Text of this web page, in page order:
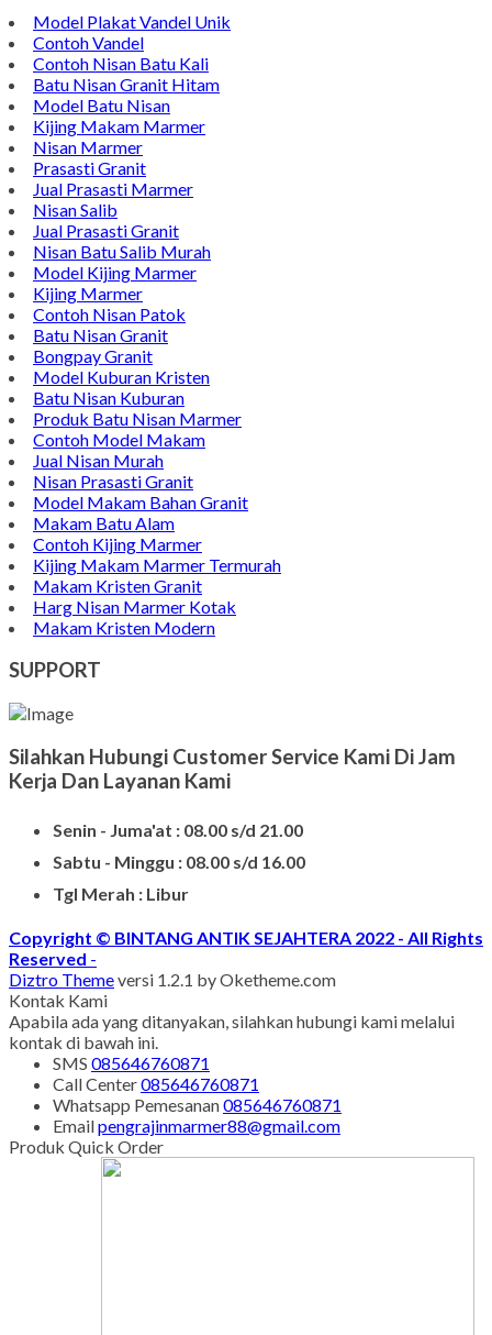
Whatsapp : 0856-4676-0871
Model Plakat Vandel Unik
Contoh Vandel
Contoh Nisan Batu Kali
Batu Nisan Granit Hitam
Model Batu Nisan
Kijing Makam Marmer
Nisan Marmer
Prasasti Granit
Jual Prasasti Marmer
Nisan Salib
Jual Prasasti Granit
Nisan Batu Salib Murah
Model Kijing Marmer
Kijing Marmer
Contoh Nisan Patok
Batu Nisan Granit
Bongpay Granit
Model Kuburan Kristen
Batu Nisan Kuburan
Produk Batu Nisan Marmer
Contoh Model Makam
Jual Nisan Murah
Nisan Prasasti Granit
Model Makam Bahan Granit
Makam Batu Alam
Contoh Kijing Marmer
Kijing Makam Marmer Termurah
Makam Kristen Granit
Harg Nisan Marmer Kotak
Makam Kristen Modern
SUPPORT
Silahkan Hubungi Customer Service Kami Di Jam
Senin - Juma'at : 08.00 s/d 21.00
Sabtu - Minggu : 08.00 s/d 16.00
Tgl Merah : Libur
Copyright © BINTANG ANTIK SEJAHTERA 2022 - All Rights
Reserved-
Diztro Theme
versi 1.2.1 by Oketheme.com
Kontak Kami
Apabila ada yang ditanyakan, silahkan hubungi kami melalui
kontak di bawah ini.
SMS085646760871
Call Center 085646760871
WhatsappPemesanan085646760871
Emailpengrajinmarmer88@gmail.com
Produk Quick Order